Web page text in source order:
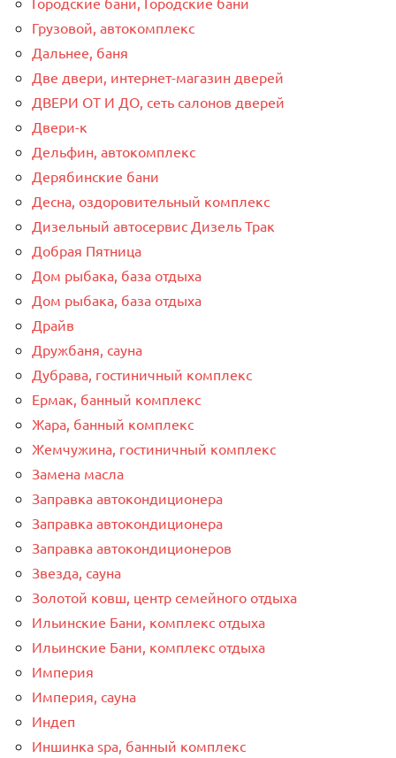
Грузовой, автокомплекс
Дальнее, баня
Две двери, интернет-магазин дверей
ДВЕРИ ОТ И ДО, сеть салонов дверей
Двери-к
Дельфин, автокомплекс
Дерябинские бани
Десна, оздоровительный комплекс
Дизельный автосервис Дизель Трак
Добрая Пятница
Дом рыбака, база отдыха
Дом рыбака, база отдыха
Драйв
Дружбаня, сауна
Дубрава, гостиничный комплекс
Ермак, банный комплекс
Жара, банный комплекс
Жемчужина, гостиничный комплекс
Замена масла
Заправка автокондиционера
Заправка автокондиционера
Заправка автокондиционеров
Звезда, сауна
Золотой ковш, центр семейного отдыха
Ильинские Бани, комплекс отдыха
Ильинские Бани, комплекс отдыха
Империя
Империя, сауна
Индеп
Иншинка spa, банный комплекс